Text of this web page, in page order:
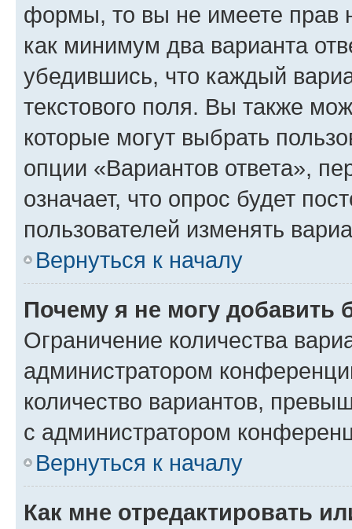
формы, то вы не имеете прав
как минимум два варианта
убедившись, что каждый
текстового поля. Вы также
которые могут выбрать
опции «Вариантов ответа»,
означает, что опрос будет
пользователей изменять
Вернуться к началу
Почему я не могу добавить
Ограничение количества
администратором
количество вариантов,
с администратором
Вернуться к началу
Как мне отредактировать